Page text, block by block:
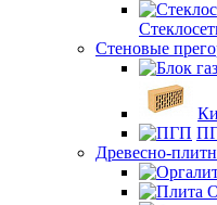
Стеновые
Древесно-